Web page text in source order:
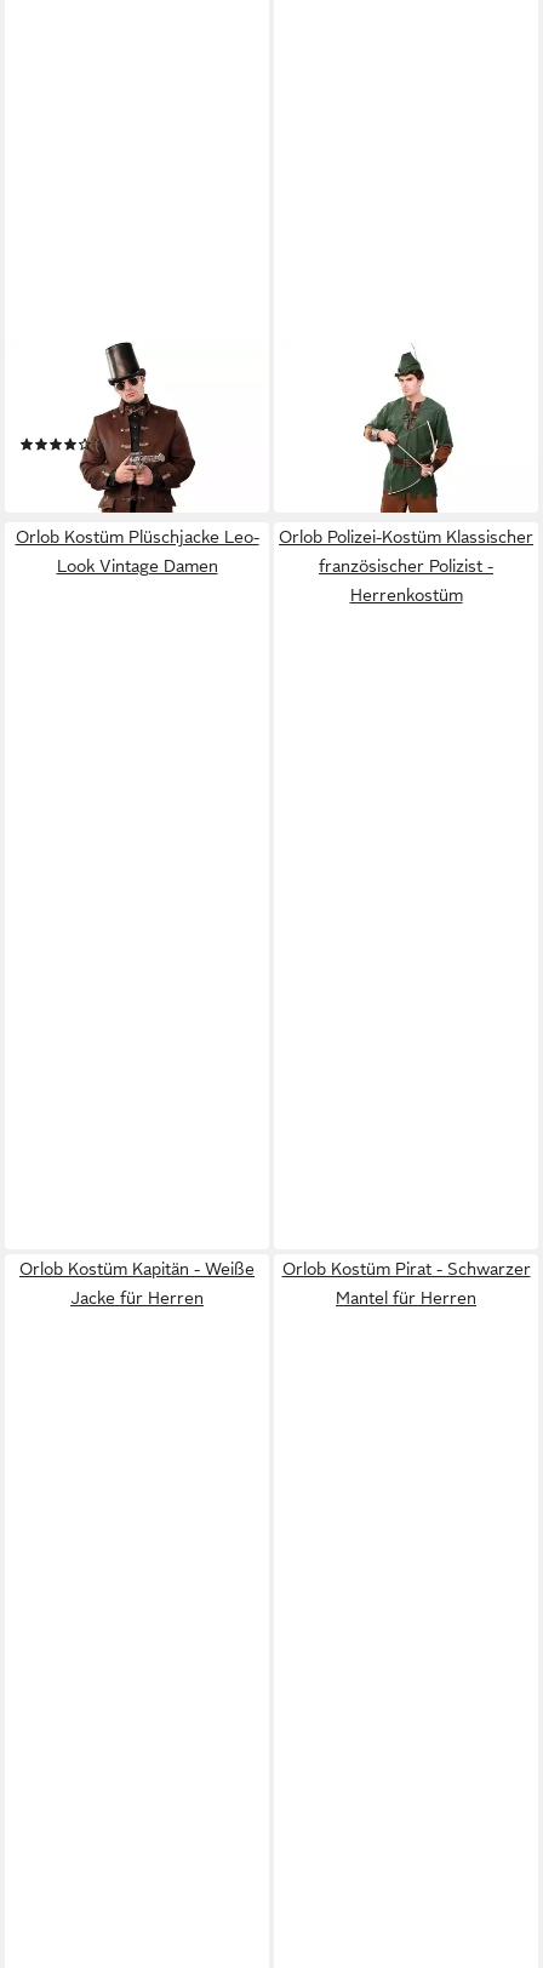
Kostüm Herrenjacke de Luxe
braun Piratenmantel
(1)
ab 42,49 €
in 2-3 Werktagen bei dir
Kostüm Robin Hood für
Erwachsene
in 2-3 Werktagen bei dir
Orlob Kostüm Plüschjacke Leo-
Look Vintage Damen
Orlob Polizei-Kostüm Klassischer
französischer Polizist -
Herrenkostüm
Orlob Kostüm Kapitän - Weiße
Jacke für Herren
Orlob Kostüm Pirat - Schwarzer
Mantel für Herren